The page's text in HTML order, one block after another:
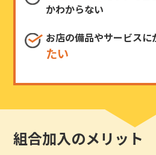
かわからない
お店の備品やサービスに
たい
組合加入のメリット